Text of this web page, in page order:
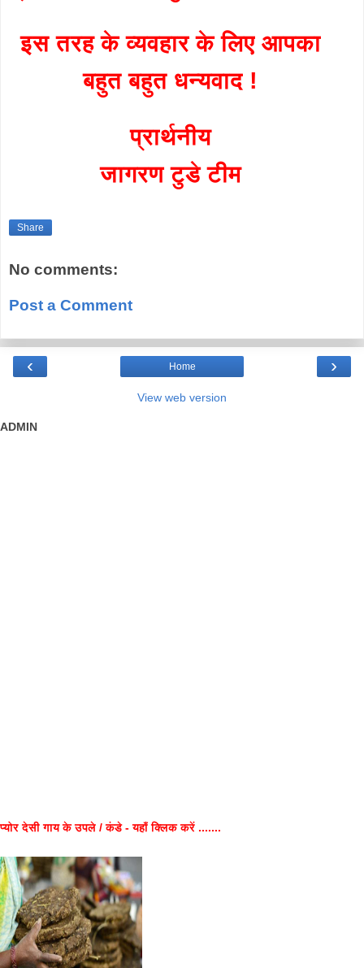
इस तरह के व्यवहार के लिए आपका
बहुत बहुत धन्यवाद !
प्रार्थनीय
जागरण टुडे टीम
Share
No comments:
Post a Comment
‹ ›
Home
View web version
ADMIN
प्योर देसी गाय के उपले / कंडे - यहाँ क्लिक करें .......